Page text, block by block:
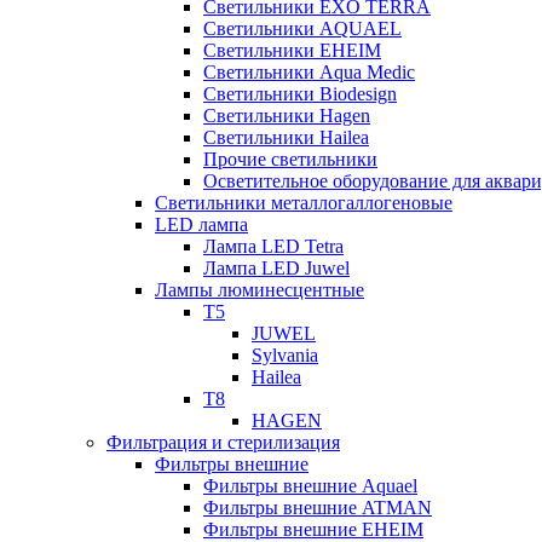
Светильники EXO TERRA
Светильники AQUAEL
Светильники EHEIM
Светильники Aqua Medic
Светильники Biodesign
Светильники Hagen
Светильники Hailea
Прочие светильники
Осветительное оборудование для
Светильники металлогаллогеновые
LED лампа
Лампа LED Tetra
Лампа LED Juwel
Лампы люминесцентные
T5
JUWEL
Sylvania
Hailea
T8
HAGEN
Фильтрация и стерилизация
Фильтры внешние
Фильтры внешние Aquael
Фильтры внешние ATMAN
Фильтры внешние EHEIM